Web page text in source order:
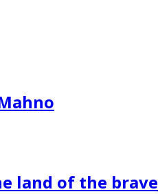
land of the brave